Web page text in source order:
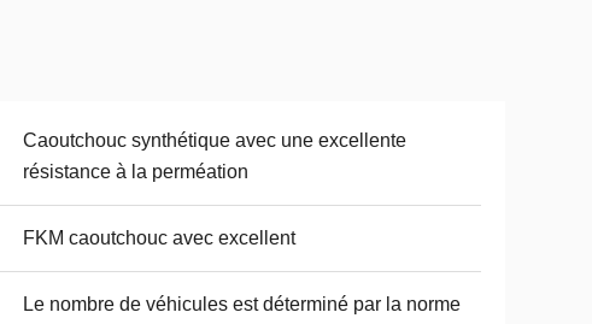
Caoutchouc synthétique avec une excellente
résistance à la perméation
FKM caoutchouc avec excellent
Le nombre de véhicules est déterminé par la norme